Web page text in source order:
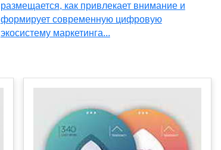
размещается, как привлекает внимание и
формирует современную цифровую
экосистему маркетинга...